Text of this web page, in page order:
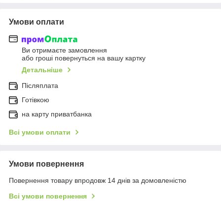
Умови оплати
Ви отримаєте замовлення
або гроші повернуться на вашу картку
Детальніше
Післяплата
Готівкою
на карту приватбанка
Всі умови оплати
Умови повернення
Повернення товару впродовж 14 днів за домовленістю
Всі умови повернення